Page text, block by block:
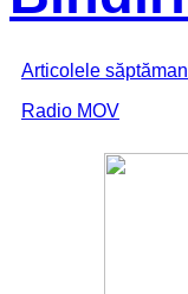
Articolele
Radio MOV